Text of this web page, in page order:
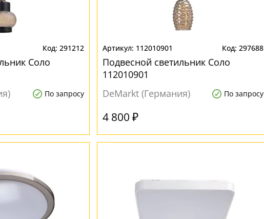
291212
Соло
По запросу
112010901 297688
Подвесной светильник Соло
112010901
DeMarkt (Германия)
По запросу
4 800 ₽